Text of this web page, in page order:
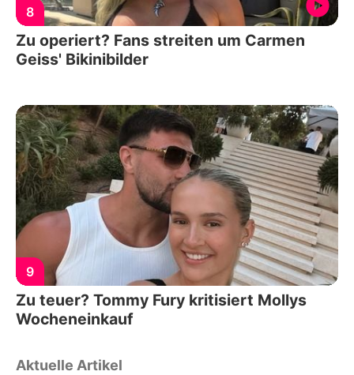
8
Zu operiert? Fans streiten um Carmen
Geiss' Bikinibilder
9
Zu teuer? Tommy Fury kritisiert Mollys
Wocheneinkauf
Aktuelle Artikel